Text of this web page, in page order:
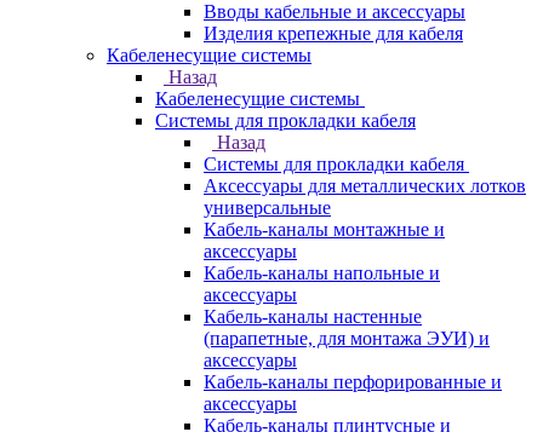
Вводы кабельные и аксессуары
Изделия крепежные для кабеля
Кабеленесущие системы
Назад
Кабеленесущие системы
Системы для прокладки кабеля
Назад
Системы для прокладки кабеля
Аксессуары для металлических лотков
универсальные
Кабель-каналы монтажные и
аксессуары
Кабель-каналы напольные и
аксессуары
Кабель-каналы настенные
(парапетные, для монтажа ЭУИ) и
аксессуары
Кабель-каналы перфорированные и
аксессуары
Кабель-каналы плинтусные и